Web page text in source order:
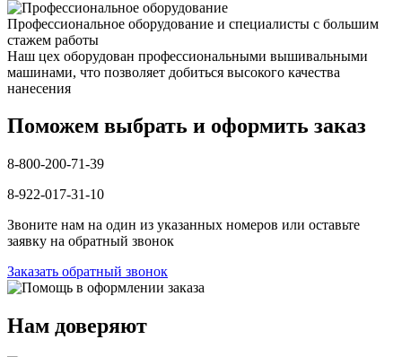
Профессиональное оборудование и специалисты с большим
стажем работы
Наш цех оборудован профессиональными вышивальными
машинами, что позволяет добиться высокого качества
нанесения
Поможем выбрать и оформить заказ
8-800-200-71-39
8-922-017-31-10
Звоните нам на один из указанных номеров или оставьте
заявку на обратный звонок
Заказать обратный звонок
Нам доверяют